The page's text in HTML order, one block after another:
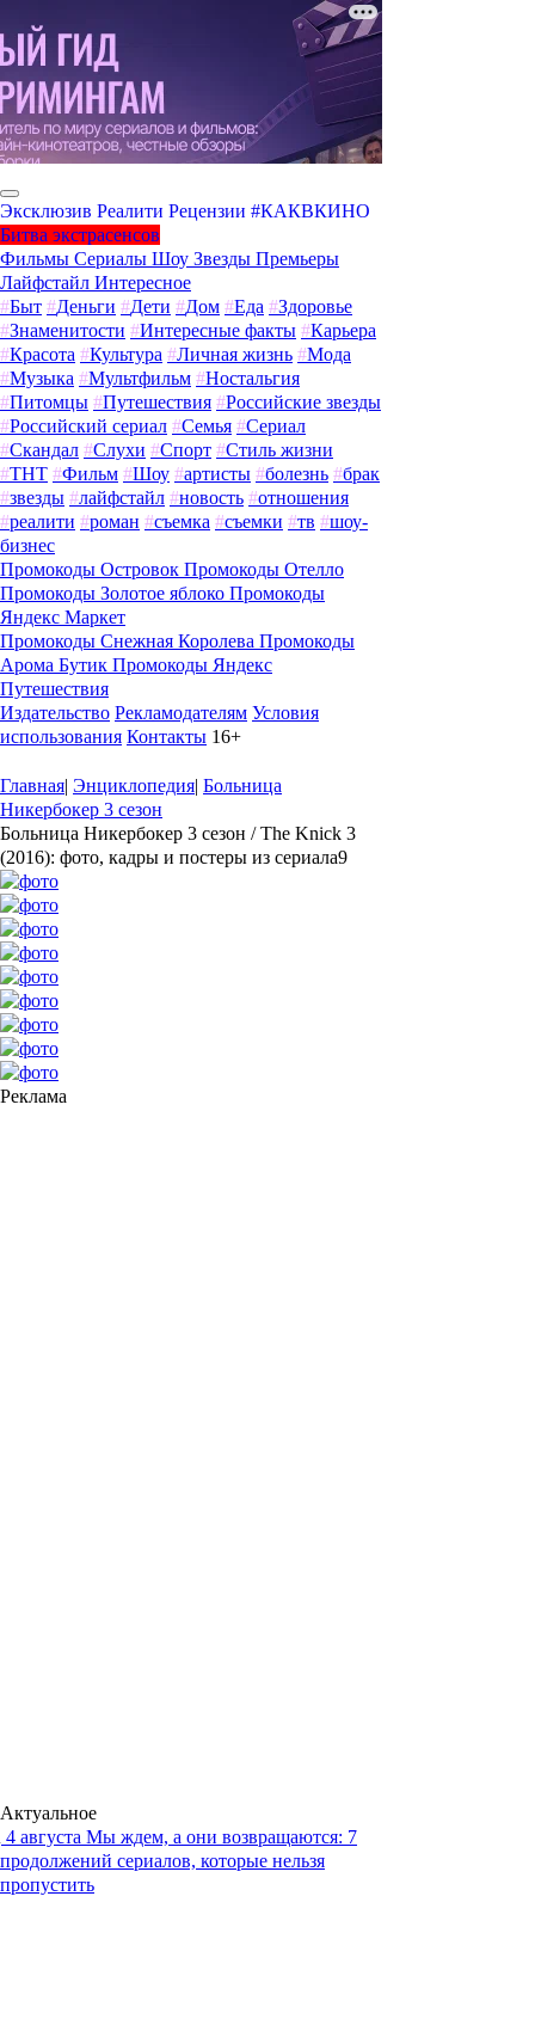
Эксклюзив Реалити Рецензии #КАКВКИНО
Битва экстрасенсов
Фильмы Сериалы Шоу Звезды Премьеры
Лайфстайл Интересное
#Быт #Деньги #Дети #Дом #Еда #Здоровье
#Знаменитости #Интересные факты #Карьера
#Красота #Культура #Личная жизнь #Мода
#Музыка #Мультфильм #Ностальгия
#Питомцы #Путешествия #Российские звезды
#Российский сериал #Семья #Сериал
#Скандал #Слухи #Спорт #Стиль жизни
#ТНТ #Фильм #Шоу #артисты #болезнь #брак
#звезды #лайфстайл #новость #отношения
#реалити #роман #съемка #съемки #тв #шоу-
бизнес
Промокоды Островок Промокоды Отелло
Промокоды Золотое яблоко Промокоды
Яндекс Маркет
Промокоды Снежная Королева Промокоды
Арома Бутик Промокоды Яндекс
Путешествия
Издательство Рекламодателям Условия
использования Контакты 16+
Главная| Энциклопедия| Больница
Никербокер 3 сезон
Больница Никербокер 3 сезон / The Knick 3
(2016): фото, кадры и постеры из сериала9
Реклама
Актуальное
4 августа Мы ждем, а они возвращаются: 7
продолжений сериалов, которые нельзя
пропустить